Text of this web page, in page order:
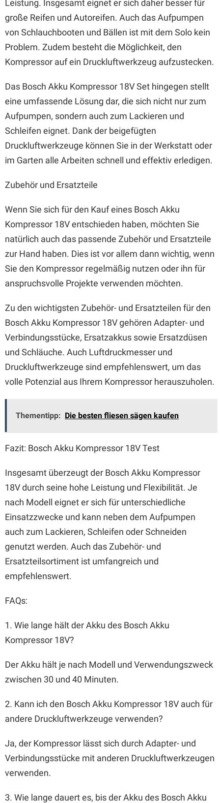
Leistung. Insgesamt eignet er sich daher besser für
große Reifen und Autoreifen. Auch das Aufpumpen
von Schlauchbooten und Bällen ist mit dem Solo kein
Problem. Zudem besteht die Möglichkeit, den
Kompressor auf ein Druckluftwerkzeug aufzustecken.
Das Bosch Akku Kompressor 18V Set hingegen stellt
eine umfassende Lösung dar, die sich nicht nur zum
Aufpumpen, sondern auch zum Lackieren und
Schleifen eignet. Dank der beigefügten
Druckluftwerkzeuge können Sie in der Werkstatt oder
im Garten alle Arbeiten schnell und effektiv erledigen.
Zubehör und Ersatzteile
Wenn Sie sich für den Kauf eines Bosch Akku
Kompressor 18V entschieden haben, möchten Sie
natürlich auch das passende Zubehör und Ersatzteile
zur Hand haben. Dies ist vor allem dann wichtig, wenn
Sie den Kompressor regelmäßig nutzen oder ihn für
anspruchsvolle Projekte verwenden möchten.
Zu den wichtigsten Zubehör- und Ersatzteilen für den
Bosch Akku Kompressor 18V gehören Adapter- und
Verbindungsstücke, Ersatzakkus sowie Ersatzdüsen
und Schläuche. Auch Luftdruckmesser und
Druckluftwerkzeuge sind empfehlenswert, um das
volle Potenzial aus Ihrem Kompressor herauszuholen.
Thementipp: Die besten fliesen sägen kaufen
Fazit: Bosch Akku Kompressor 18V Test
Insgesamt überzeugt der Bosch Akku Kompressor
18V durch seine hohe Leistung und Flexibilität. Je
nach Modell eignet er sich für unterschiedliche
Einsatzzwecke und kann neben dem Aufpumpen
auch zum Lackieren, Schleifen oder Schneiden
genutzt werden. Auch das Zubehör- und
Ersatzteilsortiment ist umfangreich und
empfehlenswert.
FAQs:
1. Wie lange hält der Akku des Bosch Akku
Kompressor 18V?
Der Akku hält je nach Modell und Verwendungszweck
zwischen 30 und 40 Minuten.
2. Kann ich den Bosch Akku Kompressor 18V auch für
andere Druckluftwerkzeuge verwenden?
Ja, der Kompressor lässt sich durch Adapter- und
Verbindungsstücke mit anderen Druckluftwerkzeugen
verwenden.
3. Wie lange dauert es, bis der Akku des Bosch Akku